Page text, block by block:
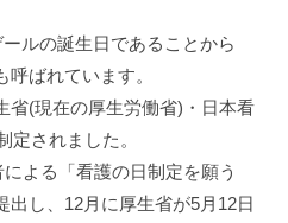
ルの誕⽣⽇であることから
呼ばれています。
省(現在の厚⽣労働省)・⽇本看
定されました。
よる「看護の⽇制定を願う
し、12⽉に厚⽣省が5⽉12⽇